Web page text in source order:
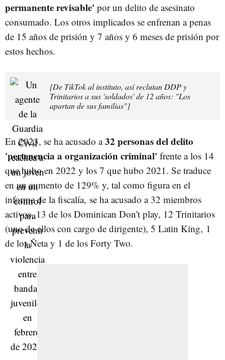
permanente revisable' por un delito de asesinato
consumado. Los otros implicados se enfrenan a penas
de 15 años de prisión y 7 años y 6 meses de prisión por
estos hechos.
[De TikTok al instituto, así reclutan DDP y
Trinitarios a sus 'soldados' de 12 años: "Los
apartan de sus familias"]
En 2023, se ha acusado a32 personas del delito
'pertenencia a organización criminal' frente a los 14
que hubo en 2022 y los 7 que hubo 2021. Se traduce
en un aumento de 129% y, tal como figura en el
informe de la fiscalía, se ha acusado a 32 miembros
activos, 13 de los Dominican Don't play, 12 Trinitarios
(uno de ellos con cargo de dirigente), 5 Latin King, 1
de los Ñeta y 1 de los Forty Two.